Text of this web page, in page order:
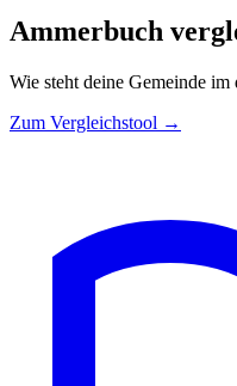
Ammerbuch
Wie steht deine Gemeinde
Zum Vergleichstool →